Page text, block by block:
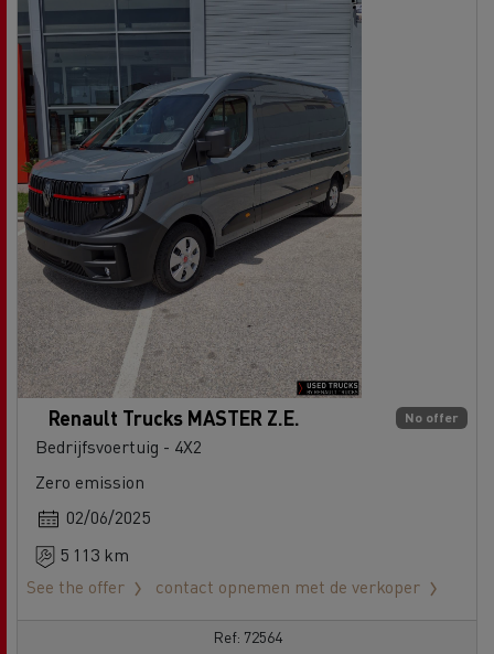
No offer
Renault Trucks MASTER Z.E.
Bedrijfsvoertuig - 4X2
Zero emission
02/06/2025
5 113 km
See the offer
contact opnemen met de verkoper
Ref: 72564